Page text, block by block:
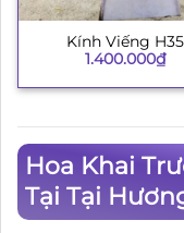
Kính Viếng H35
1.400.000₫
Hoa Khai
Tại Tại